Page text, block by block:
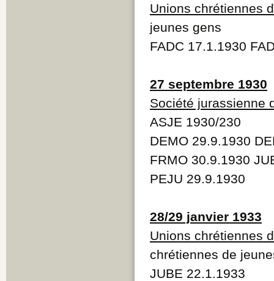
Unions chrétiennes
jeunes gens
FADC 17.1.1930
27 septembre 1930
Société jurassienne
ASJE 1930/230
DEMO 29.9.1930
FRMO 30.9.1930
PEJU 29.9.1930
28/29 janvier 1933
Unions chrétiennes
chrétiennes de
JUBE 22.1.1933